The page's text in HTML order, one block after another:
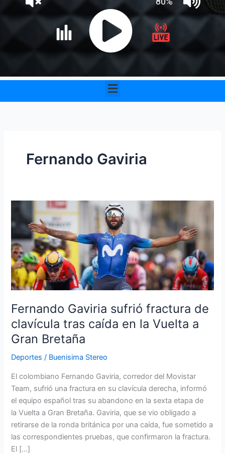
Menu
Fernando Gaviria
Fernando Gaviria sufrió fractura de
clavícula tras caída en la Vuelta a
Gran Bretaña
Deportes / Buenisima Stereo
El colombiano Fernando Gaviria, corredor del Movistar
Team, sufrió una fractura en su clavícula derecha, informó
el equipo español tras su abandono en la sexta etapa de
la Vuelta a Gran Bretaña. Gaviria, que se vio obligado a
retirarse de la ronda británica por una caída, fue sometido a
las correspondientes pruebas, que confirmaron la fractura.
El […]
Gaviria
sufrió
fractura
de
clavícula
tras
caída
en
la
Vuelta
a
Bretaña